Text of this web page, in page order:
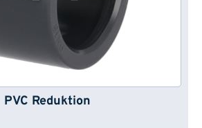
PVC Reduktion